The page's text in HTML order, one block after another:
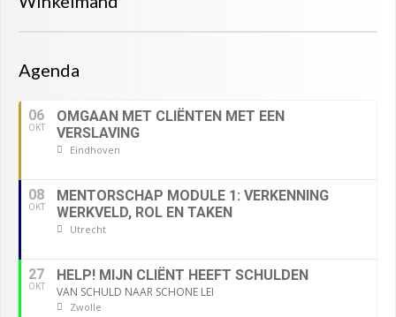
Agenda
06
OKT
OMGAAN MET CLIËNTEN MET EEN
VERSLAVING
Eindhoven
08
OKT
MENTORSCHAP MODULE 1: VERKENNING
WERKVELD, ROL EN TAKEN
Utrecht
27
OKT
HELP! MIJN CLIËNT HEEFT SCHULDEN
VAN SCHULD NAAR SCHONE LEI
Zwolle